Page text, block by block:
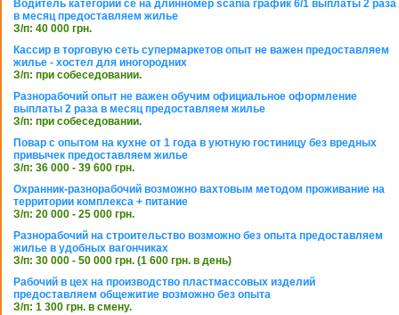
Водитель категории се на длинномер scania график 6/1 выплаты 2 раза
в месяц предоставляем жилье
З/п: 40 000 грн.
Кассир в торговую сеть супермаркетов опыт не важен предоставляем
жилье - хостел для иногородних
З/п: при собеседовании.
Разнорабочий опыт не важен обучим официальное оформление
выплаты 2 раза в месяц предоставляем жилье
З/п: при собеседовании.
Повар с опытом на кухне от 1 года в уютную гостиницу без вредных
привычек предоставляем жилье
З/п: 36 000 - 39 600 грн.
Охранник-разнорабочий возможно вахтовым методом проживание на
территории комплекса + питание
З/п: 20 000 - 25 000 грн.
Разнорабочий на строительство возможно без опыта предоставляем
жилье в удобных вагончиках
З/п: 30 000 - 50 000 грн. (1 600 грн. в день)
Рабочий в цех на производство пластмассовых изделий
предоставляем общежитие возможно без опыта
З/п: 1 300 грн. в смену.